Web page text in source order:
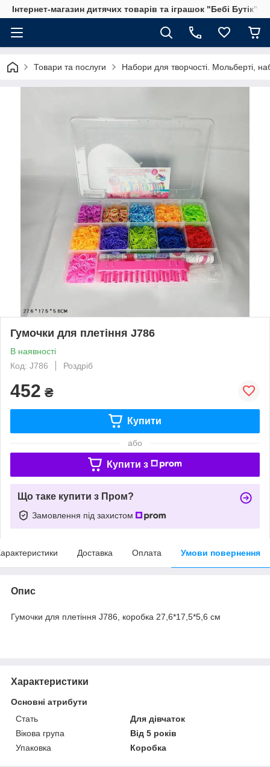
Інтернет-магазин дитячих товарів та іграшок "Бебі Бутік"
Товари та послуги Набори для творчості. Мольберті,
Гумочки для плетіння J786
В наявності
Код: J786
Роздріб
452 ₴
Купити
або
Купити з
Що таке купити з Пром?
Замовлення під захистом
Доставка Оплата Умови повернення
Опис
Гумочки для плетіння J786, коробка 27,6*17,5*5,6 см
Характеристики
Основні атрибути
Стать
Для дівчаток
Вікова група
Від 5 років
Упаковка
Коробка